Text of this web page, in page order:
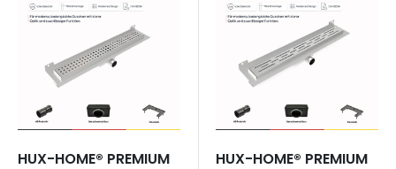
HUX-HOME® PREMIUM
HUX-HOME® PREMIUM